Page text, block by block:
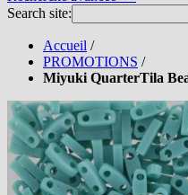
Search site:
Accueil /
PROMOTIONS /
Miyuki QuarterTila